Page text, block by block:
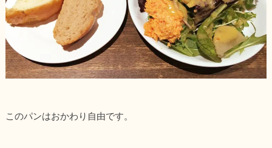
このパンはおかわり自由です。